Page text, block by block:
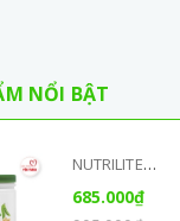
NỔI BẬT
NUTRILITE
PROTEIN THỰC
VẬT (450G)
685.000₫